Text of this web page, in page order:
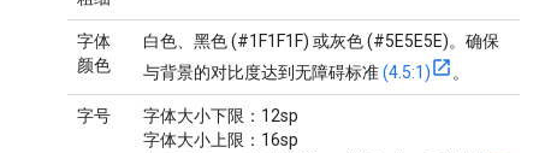
字体
颜色
白色、黑色 (#1F1F1F) 或灰色 (#5E5E5E)。确保
与背景的对比度达到无障碍标准(4.5:1) 。
字号
字体大小下限：12sp
字体大小上限：16sp